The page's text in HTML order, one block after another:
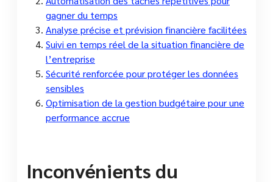
gagner du temps
Analyse précise et prévision financière facilitées
Suivi en temps réel de la situation financière de
l’entreprise
Sécurité renforcée pour protéger les données
sensibles
Optimisation de la gestion budgétaire pour une
performance accrue
Inconvénients du